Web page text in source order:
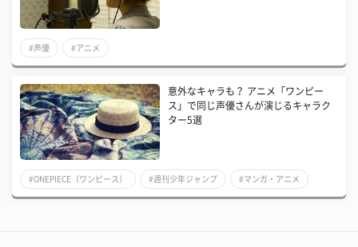
#声優 #アニメ
意外なキャラも？ アニメ「ワンピー
ス」で同じ声優さんが演じるキャラク
ター5選
#ONEPIECE（ワンピース） #週刊少年ジャンプ #マンガ・アニメ